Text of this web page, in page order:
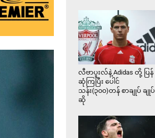
လီဗာပူးလ်နဲ့ Adidas တို့ ပြန်
ဆုံကြပြီး ပေါင်
သန်း(၃၀၀)တန် စာချုပ် ချုပ်
ဆို